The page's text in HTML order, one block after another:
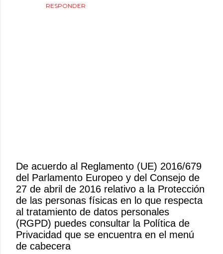
RESPONDER
P
u
b
l
i
c
a
De acuerdo al Reglamento (UE) 2016/679
del Parlamento Europeo y del Consejo de
27 de abril de 2016 relativo a la Protección
de las personas físicas en lo que respecta
al tratamiento de datos personales
(RGPD) puedes consultar la Política de
Privacidad que se encuentra en el menú
de cabecera